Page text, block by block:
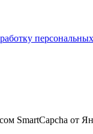
SmartCapcha от